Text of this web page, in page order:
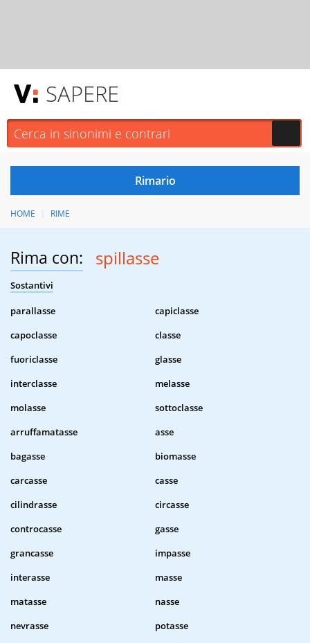
SAPERE
HOME RIME
Rima con: spillasse
Sostantivi
parallasse
capiclasse
capoclasse
classe
fuoriclasse
glasse
interclasse
melasse
molasse
sottoclasse
arruffamatasse
asse
bagasse
biomasse
carcasse
casse
cilindrasse
circasse
controcasse
gasse
grancasse
impasse
interasse
masse
matasse
nasse
nevrasse
potasse